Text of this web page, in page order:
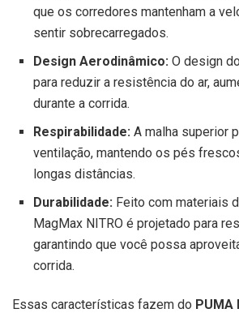
que os corredores mantenham a
sentir sobrecarregados.
Design Aerodinâmico:O design
para reduzir a resistência do ar,
durante a corrida.
Respirabilidade: A malha superior
ventilação, mantendo os pés
longas distâncias.
Durabilidade: Feito com materiais
MagMax NITRO é projetado para
garantindo que você possa
corrida.
Essas características fazem do PUMA